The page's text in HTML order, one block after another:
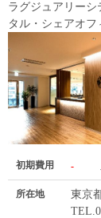
ラグジュアリー
タル・シェアオフ
初期費用 -
所在地
東京